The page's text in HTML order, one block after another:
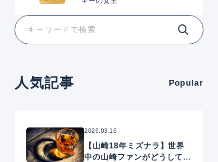
人気記事 Popular
2026.03.16
【山崎18年ミズナラ】世界
中の山崎ファンがどうしても